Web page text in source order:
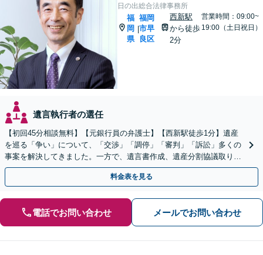
日の出総合法律事務所
福
岡
県
|
福岡
市早
良区
西新駅
から徒歩
2分
営業時間：09:00~
19:00（土日祝日）
遺言執行者の選任
【初回45分相談無料】【元銀行員の弁護士】【西新駅徒歩1分】遺産
を巡る「争い」について、「交渉」「調停」「審判」「訴訟」多くの
事案を解決してきました。一方で、遺言書作成、遺産分割協議取り纏
め、遺産の換価・名義変更等々の業務も大歓迎です。
料金表を見る
電話でお問い合わせ メールでお問い合わせ